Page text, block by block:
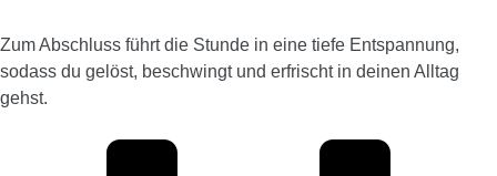
Zum Abschluss führt die Stunde in eine tiefe Entspannung,
sodass du gelöst, beschwingt und erfrischt in deinen Alltag
gehst.